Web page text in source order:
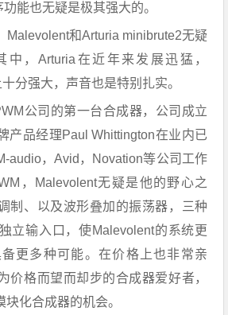
能也无疑是极其强大的。
Malevolent和Arturia minibrute2无疑
中，Arturia在近年来发展迅猛，
分强大，声音也是特别扎实。
公司的第一台合成器，公司成立
产品经理Paul Whittington在业内已
audio，Avid，Novation等公司工作
，Malevolent无疑是他的野心之
制、以及波形叠加的振荡器，三种
立输入口，使Malevolent的系统更
更多种可能。在价格上也非常亲
价格而望而却步的合成器爱好者，
化合成器的机会。